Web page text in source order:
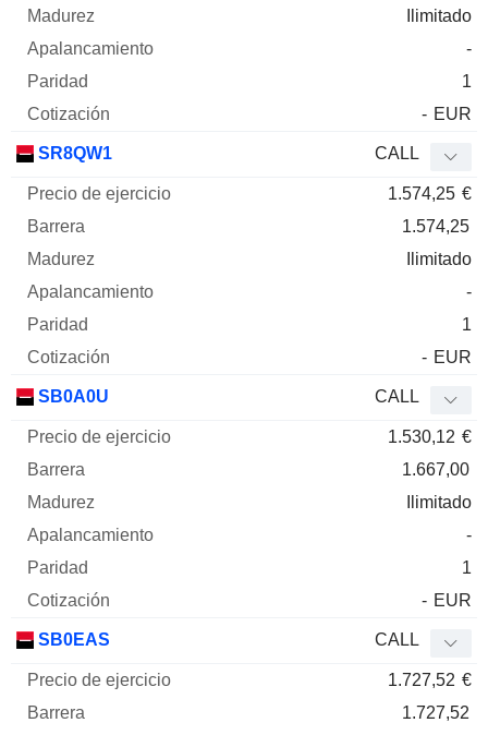
Ilimitado
-
1
- EUR
SR8QW1 CALL
1.574,25 €
1.574,25
Ilimitado
-
1
- EUR
SB0A0U CALL
1.530,12 €
1.667,00
Ilimitado
-
1
- EUR
SB0EAS CALL
1.727,52 €
1.727,52